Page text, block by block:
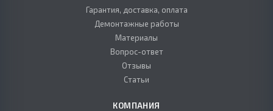
Гарантия, доставка, оплата
Демонтажные работы
Материалы
Вопрос-ответ
Отзывы
Статьи
КОМПАНИЯ